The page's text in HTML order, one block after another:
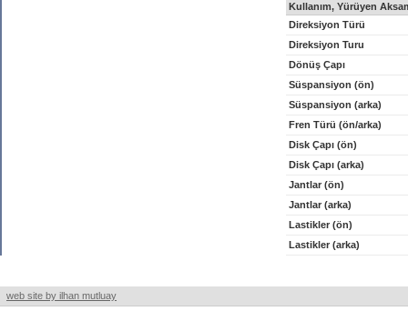
Kullanım, Yürüyen
Direksiyon Türü
Direksiyon Turu
Dönüş Çapı
Süspansiyon (ön)
Süspansiyon (arka)
Fren Türü (ön/arka)
Disk Çapı (ön)
Disk Çapı (arka)
Jantlar (ön)
Jantlar (arka)
Lastikler (ön)
Lastikler (arka)
web site by ilhan mutluay